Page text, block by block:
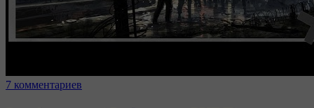
7 комментариев